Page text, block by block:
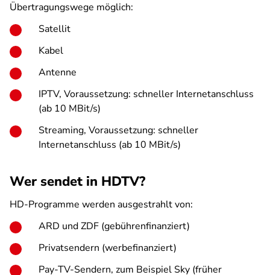
Übertragungswege möglich:
Satellit
Kabel
Antenne
IPTV, Voraussetzung: schneller Internetanschluss
(ab 10 MBit/s)
Streaming, Voraussetzung: schneller
Internetanschluss (ab 10 MBit/s)
Wer sendet in HDTV?
HD-Programme werden ausgestrahlt von:
ARD und ZDF (gebührenfinanziert)
Privatsendern (werbefinanziert)
Pay-TV-Sendern, zum Beispiel Sky (früher